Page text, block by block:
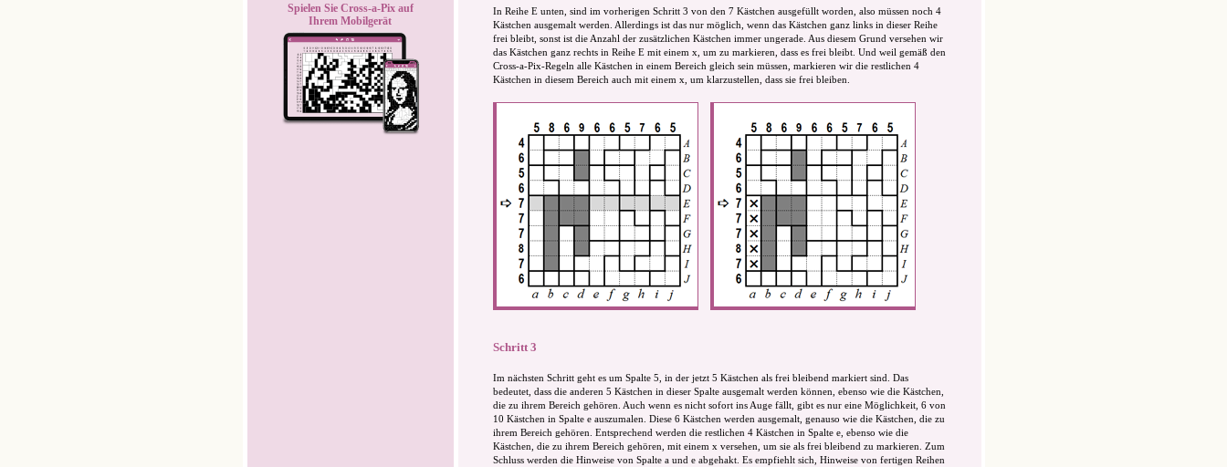
Spielen Sie Cross-a-Pix auf
Ihrem Mobilgerät
In Reihe E unten, sind im vorherigen Schritt 3 von den 7 Kästchen ausgefüllt worden, also müssen noch 4
Kästchen ausgemalt werden. Allerdings ist das nur möglich, wenn das Kästchen ganz links in dieser Reihe
frei bleibt, sonst ist die Anzahl der zusätzlichen Kästchen immer ungerade. Aus diesem Grund versehen wir
das Kästchen ganz rechts in Reihe E mit einem x, um zu markieren, dass es frei bleibt. Und weil gemäß den
Cross-a-Pix-Regeln alle Kästchen in einem Bereich gleich sein müssen, markieren wir die restlichen 4
Kästchen in diesem Bereich auch mit einem x, um klarzustellen, dass sie frei bleiben.
Schritt 3
Im nächsten Schritt geht es um Spalte 5, in der jetzt 5 Kästchen als frei bleibend markiert sind. Das
bedeutet, dass die anderen 5 Kästchen in dieser Spalte ausgemalt werden können, ebenso wie die Kästchen,
die zu ihrem Bereich gehören. Auch wenn es nicht sofort ins Auge fällt, gibt es nur eine Möglichkeit, 6 von
10 Kästchen in Spalte e auszumalen. Diese 6 Kästchen werden ausgemalt, genauso wie die Kästchen, die zu
ihrem Bereich gehören. Entsprechend werden die restlichen 4 Kästchen in Spalte e, ebenso wie die
Kästchen, die zu ihrem Bereich gehören, mit einem x versehen, um sie als frei bleibend zu markieren. Zum
Schluss werden die Hinweise von Spalte a und e abgehakt. Es empfiehlt sich, Hinweise von fertigen Reihen